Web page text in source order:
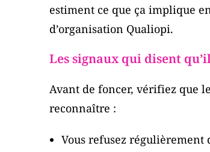
estiment ce que ça implique
d’organisation Qualiopi.
Les signaux qui disent
Avant de foncer, vérifiez que
reconnaître :
Vous refusez